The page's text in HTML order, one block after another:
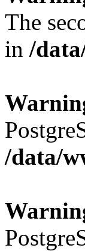
The
in /
/data/